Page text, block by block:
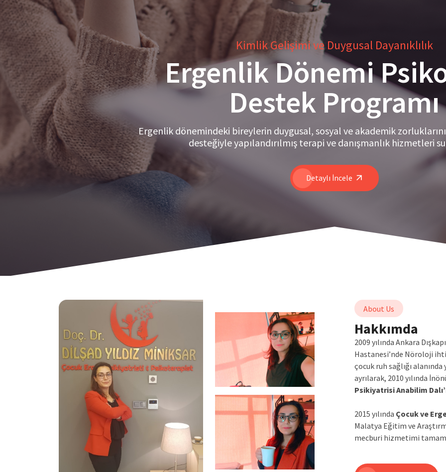
Kimlik Gelişimi ve Duygusal Dayanıklılık
Ergenlik Dönemi
Destek Programı
Ergenlik dönemindeki bireylerin duygusal, sosyal ve akademik
desteğiyle yapılandırılmış terapi ve danışmanlık hizmetleri
Detaylı İncele
About Us
Hakkımda
2009 yılında Ankara
Hastanesi’nde Nöroloji
çocuk ruh sağlığı
ayrılarak, 2010 yılında
Psikiyatrisi Anabilim
2015 yılında Çocuk ve
Malatya Eğitim ve
mecburi hizmetimi